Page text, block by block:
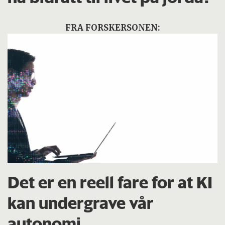
FRA FORSKERSONEN:
Det er en reell fare for at KI
kan undergrave vår